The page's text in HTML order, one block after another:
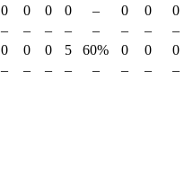
0 0 0 0 – 0 0
0
– – – – – – –
–
0 0 0 5 60% 0 0
0
– – – – – – –
–